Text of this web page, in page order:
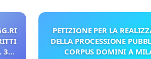
3
PETIZIONE PER LA
DELLA PROCESSIONE
CORPUS DOMINI A